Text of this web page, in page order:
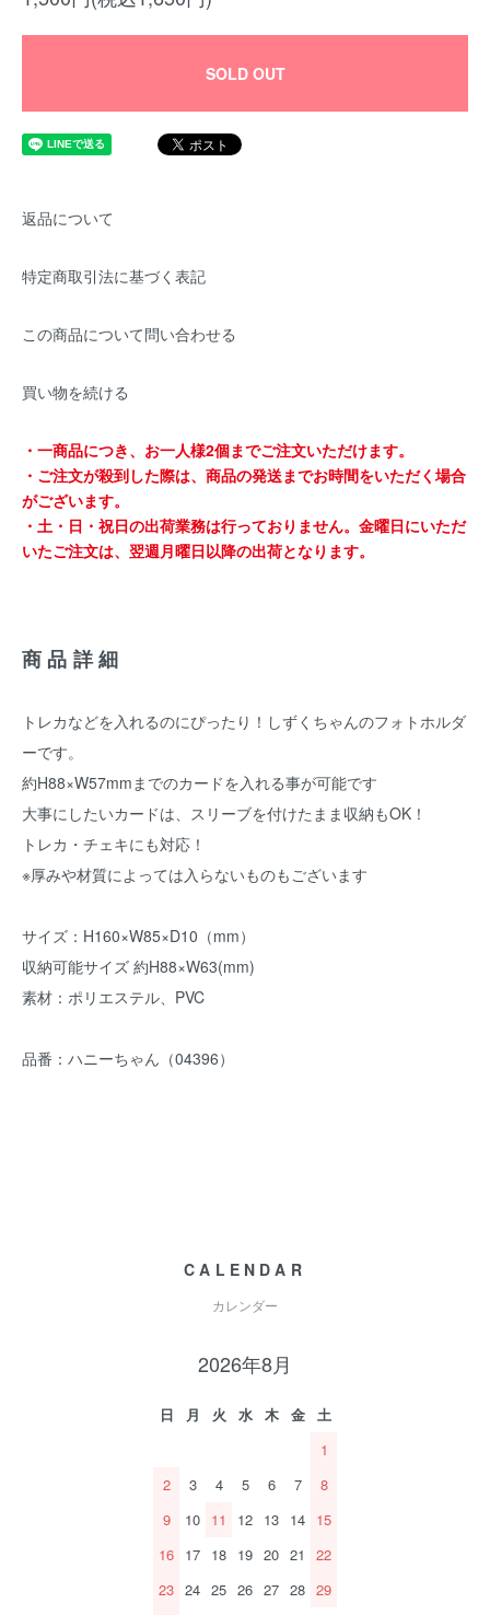
SOLD OUT
返品について
特定商取引法に基づく表記
この商品について問い合わせる
買い物を続ける
・一商品につき、お一人様2個までご注文いただけます。
・ご注文が殺到した際は、商品の発送までお時間をいただく場合
がございます。
・土・日・祝日の出荷業務は行っておりません。金曜日にいただ
いたご注文は、翌週月曜日以降の出荷となります。
商品詳細
トレカなどを入れるのにぴったり！しずくちゃんのフォトホルダ
ーです。
約H88×W57mmまでのカードを入れる事が可能です
大事にしたいカードは、スリーブを付けたまま収納もOK！
トレカ・チェキにも対応！
※厚みや材質によっては入らないものもございます
サイズ：H160×W85×D10（mm）
収納可能サイズ 約H88×W63(mm)
素材：ポリエステル、PVC
品番：ハニーちゃん（04396）
CALENDAR
カレンダー
2026年8月
日 月 火 水 木 金
土
1
2
3 4 5 6 7
8
9
10 11 12 13 14 15
16 17 18 19 20 21
22
23 24 25 26 27 28 29